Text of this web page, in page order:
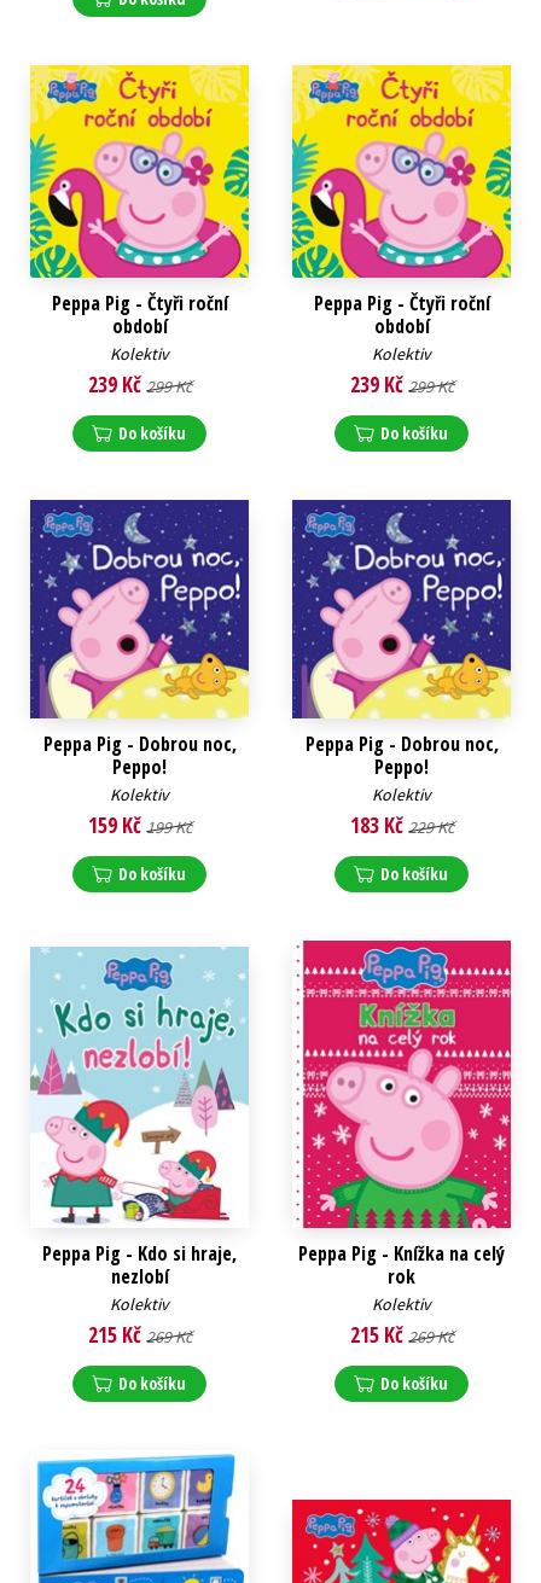
Peppa Pig - Čtyři roční
období
Kolektiv
239 Kč 299 Kč
Do košíku
Peppa Pig - Čtyři roční
období
Kolektiv
239 Kč 299 Kč
Do košíku
Peppa Pig - Dobrou noc,
Peppo!
Kolektiv
159 Kč 199 Kč
Do košíku
Peppa Pig - Dobrou noc,
Peppo!
Kolektiv
183 Kč 229 Kč
Do košíku
Peppa Pig - Kdo si hraje,
nezlobí
Kolektiv
215 Kč 269 Kč
Do košíku
Peppa Pig - Knížka na celý
rok
Kolektiv
215 Kč 269 Kč
Do košíku